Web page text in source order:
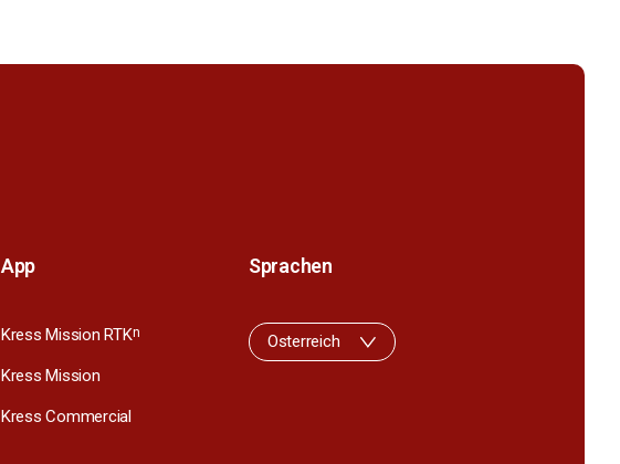
App
Kress Mission RTKn
Kress Mission
Kress Commercial
Sprachen
Osterreich